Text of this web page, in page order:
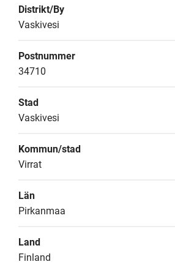
Distrikt/By
Vaskivesi
Postnummer
34710
Stad
Vaskivesi
Kommun/stad
Virrat
Län
Pirkanmaa
Land
Finland